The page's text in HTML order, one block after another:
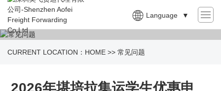
Language ▼
CURRENT LOCATION： HOME >> 常见问题
2026年堪培拉集运学生优惠申